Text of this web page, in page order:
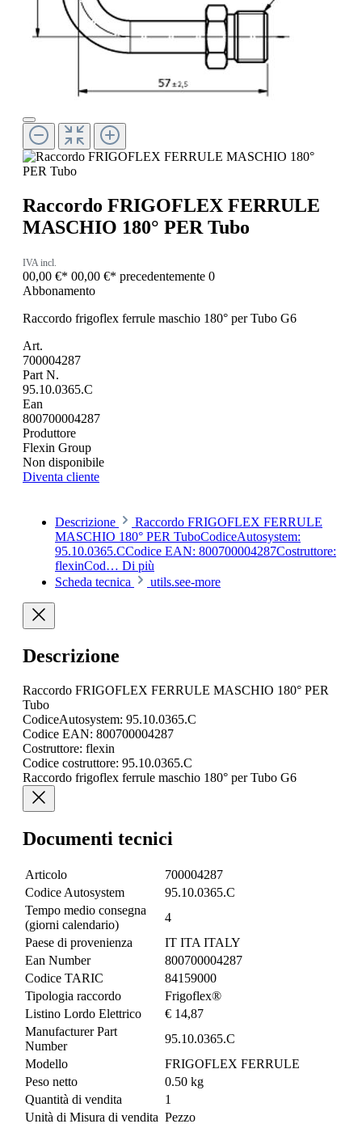
Raccordo FRIGOFLEX FERRULE
MASCHIO 180° PER Tubo
IVA incl.
00,00 €* 00,00 €* precedentemente 0
Abbonamento
Raccordo frigoflex ferrule maschio 180° per Tubo G6
Art.
700004287
Part N.
95.10.0365.C
Ean
800700004287
Produttore
Flexin Group
Non disponibile
Diventa cliente
Descrizione
Raccordo FRIGOFLEX FERRULE
MASCHIO 180° PER TuboCodiceAutosystem:
95.10.0365.CCodice EAN: 800700004287Costruttore:
flexinCod… Di più
Scheda tecnica
utils.see-more
Descrizione
Raccordo FRIGOFLEX FERRULE MASCHIO 180° PER
Tubo
CodiceAutosystem: 95.10.0365.C
Codice EAN: 800700004287
Costruttore: flexin
Codice costruttore: 95.10.0365.C
Raccordo frigoflex ferrule maschio 180° per Tubo G6
Documenti tecnici
Articolo
700004287
Codice Autosystem
95.10.0365.C
Tempo medio consegna
(giorni calendario)
4
Paese di provenienza
IT ITA ITALY
Ean Number
800700004287
Codice TARIC
84159000
Tipologia raccordo
Frigoflex®
Listino Lordo Elettrico
€ 14,87
Manufacturer Part
Number
95.10.0365.C
Modello
FRIGOFLEX FERRULE
Peso netto
0.50 kg
Quantità di vendita
1
Unità di Misura di vendita Pezzo